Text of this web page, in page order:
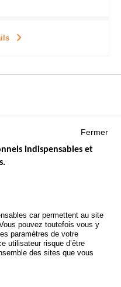
DES ACCIDENTS DE
Fermer
indispensables et
car permettent au site
pouvez toutefois vous y
paramètres de votre
utilisateur risque d’être
des sites que vous